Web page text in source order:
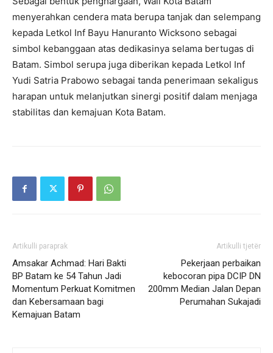
menyerahkan cendera mata berupa tanjak dan selempang
kepada Letkol Inf Bayu Hanuranto Wicksono sebagai
simbol kebanggaan atas dedikasinya selama bertugas di
Batam. Simbol serupa juga diberikan kepada Letkol Inf
Yudi Satria Prabowo sebagai tanda penerimaan sekaligus
harapan untuk melanjutkan sinergi positif dalam menjaga
stabilitas dan kemajuan Kota Batam.
Artikulli paraprak
Amsakar Achmad: Hari Bakti
BP Batam ke 54 Tahun Jadi
Momentum Perkuat Komitmen
dan Kebersamaan bagi
Kemajuan Batam
Artikulli tjetër
Pekerjaan perbaikan
kebocoran pipa DCIP DN
200mm Median Jalan Depan
Perumahan Sukajadi